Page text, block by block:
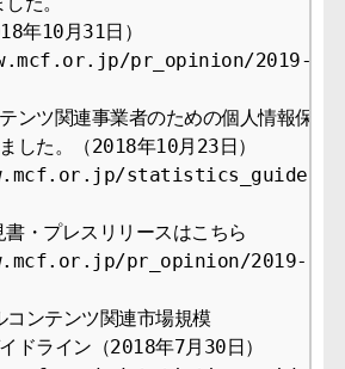
年10月31日）
pr_opinion/2019-09
ンツ関連事業者のための個人情報保護
した。（2018年10月23日）
・プレスリリースはこちら
pr_opinion/2019-09
ンテンツ関連市場規模
ドライン（2018年7月30日）